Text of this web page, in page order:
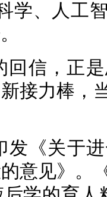
学、人工
回信，正
接力棒，
发《关于
意见》。